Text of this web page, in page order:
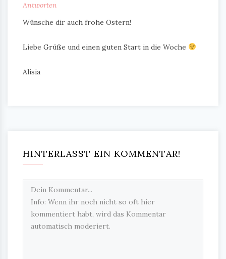
Antworten
Wünsche dir auch frohe Ostern!
Liebe Grüße und einen guten Start in die Woche
Alisia
HINTERLASST EIN KOMMENTAR!